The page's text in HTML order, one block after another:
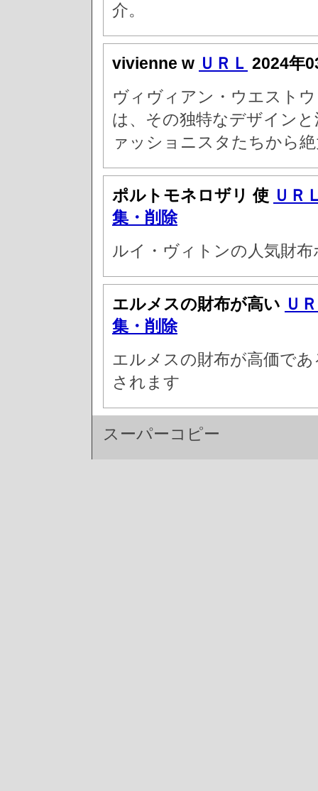
介。
vivienne w ＵＲＬ 2024年
ヴィヴィアン・ウエスト
は、その独特なデザイン
ァッショニスタたちから
ポルトモネロザリ 使 ＵＲ
集・削除
ルイ・ヴィトンの人気財
エルメスの財布が高い Ｕ
集・削除
エルメスの財布が高価で
されます
スーパーコピー